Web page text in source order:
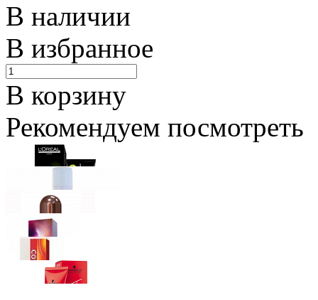
В наличии
В избранное
В корзину
Рекомендуем посмотреть
Loreal Professionnel
Ожидается
Schwarzkopf Professional